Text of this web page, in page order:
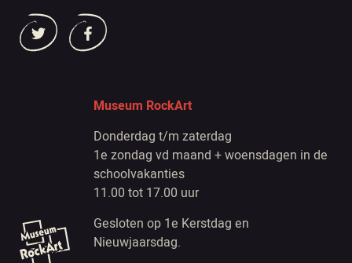
Museum RockArt
Donderdag t/m zaterdag
1e zondag vd maand + woensdagen in de
schoolvakanties
11.00 tot 17.00 uur
Gesloten op 1e Kerstdag en
Nieuwjaarsdag.